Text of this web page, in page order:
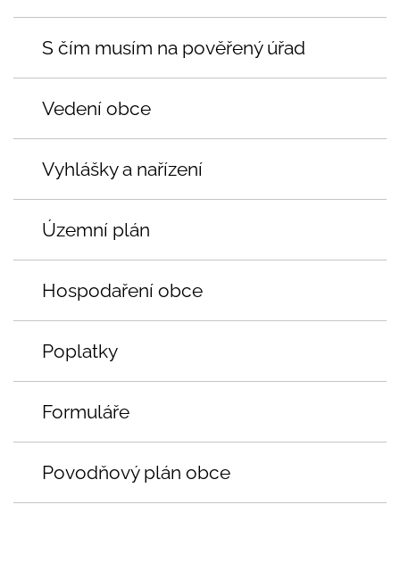
S čím musím na pověřený úřad
Vedení obce
Vyhlášky a nařízení
Územní plán
Hospodaření obce
Poplatky
Formuláře
Povodňový plán obce